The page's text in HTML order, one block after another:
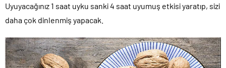
Uyuyacağınız 1 saat uyku sanki 4 saat uyumuş etkisi yaratıp, sizi
daha çok dinlenmiş yapacak.